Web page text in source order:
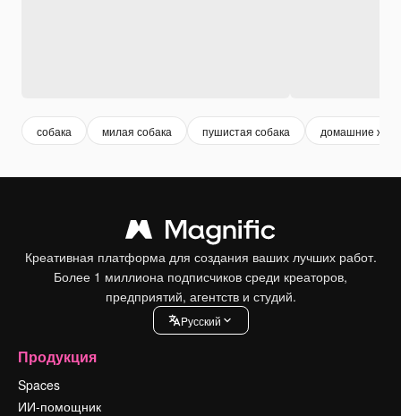
собака милая собака пушистая собака домашние
Креативная платформа для создания ваших лучших работ.
Более 1 миллиона подписчиков среди креаторов,
предприятий, агентств и студий.
Pусский
Продукция
Spaces
ИИ-помощник